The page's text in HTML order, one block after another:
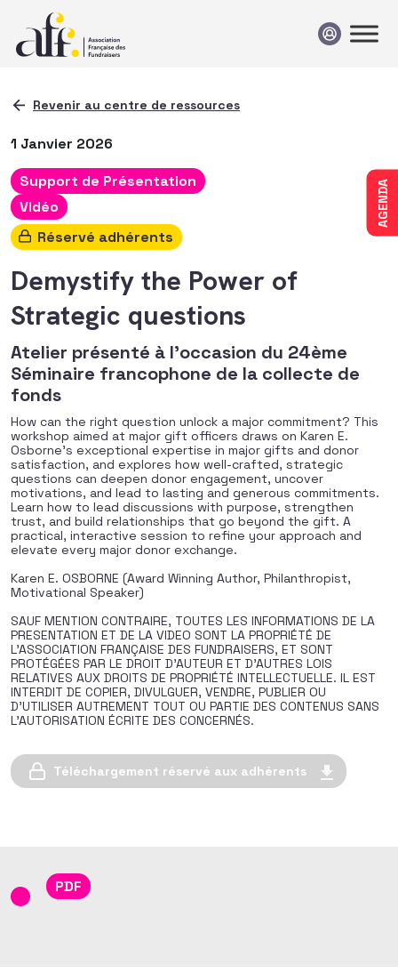
AGENDA
Revenir au centre de ressources
1 Janvier 2026
Support de Présentation
Vidéo
Réservé adhérents
Demystify the Power of
Strategic questions
Atelier présenté à l'occasion du 24ème
Séminaire francophone de la collecte de
fonds
How can the right question unlock a major commitment? This
workshop aimed at major gift officers draws on Karen E.
Osborne’s exceptional expertise in major gifts and donor
satisfaction, and explores how well-crafted, strategic
questions can deepen donor engagement, uncover
motivations, and lead to lasting and generous commitments.
Learn how to lead discussions with purpose, strengthen
trust, and build relationships that go beyond the gift. A
practical, interactive session to refine your approach and
elevate every major donor exchange.
Karen E. OSBORNE (Award Winning Author, Philanthropist,
Motivational Speaker)
SAUF MENTION CONTRAIRE, TOUTES LES INFORMATIONS DE LA
PRESENTATION ET DE LA VIDEO SONT LA PROPRIÉTÉ DE
L’ASSOCIATION FRANÇAISE DES FUNDRAISERS, ET SONT
PROTÉGÉES PAR LE DROIT D’AUTEUR ET D’AUTRES LOIS
RELATIVES AUX DROITS DE PROPRIÉTÉ INTELLECTUELLE. IL EST
INTERDIT DE COPIER, DIVULGUER, VENDRE, PUBLIER OU
D’UTILISER AUTREMENT TOUT OU PARTIE DES CONTENUS SANS
L’AUTORISATION ÉCRITE DES CONCERNÉS.
Téléchargement réservé aux adhérents
PDF